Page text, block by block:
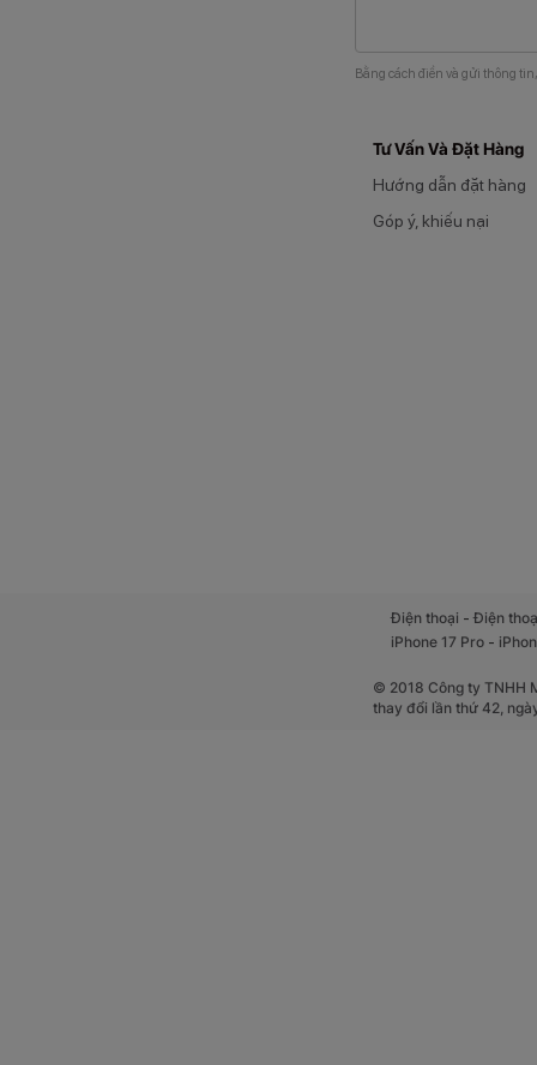
Bằng cách điền và gửi thông
Tư Vấn Và Đặt Hàng
Hướng dẫn đặt hàng
Góp ý, khiếu nại
Điện thoại -Điện
iPhone 17 Pro -
© 2018 Công ty TNHH
thay đổi lần thứ 42,